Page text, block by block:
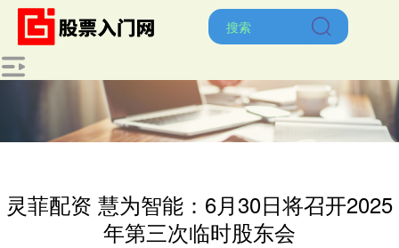
灵菲配资 慧为智能：6月30日将召开2025
年第三次临时股东会